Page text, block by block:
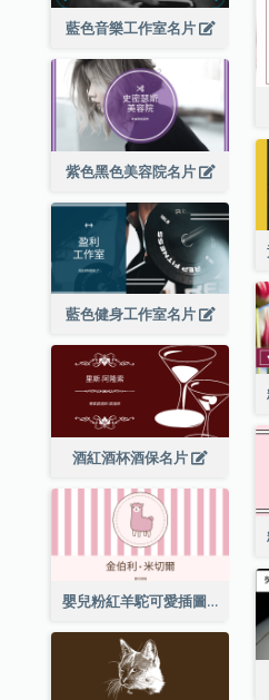
藍色音樂工作室名片
紫色黑色美容院名片
藍色健身工作室名片
酒紅酒杯酒保名片
嬰兒粉紅羊駝可愛插圖名片